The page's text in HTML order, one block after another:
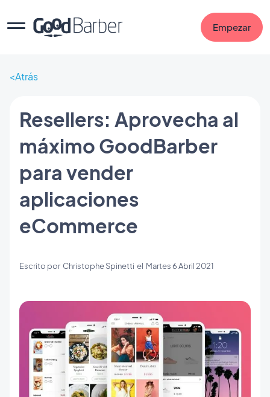
Empezar
Atrás
Resellers: Aprovecha al
máximo GoodBarber
para vender
aplicaciones
eCommerce
Escrito por Christophe Spinetti el Martes 6 Abril 2021